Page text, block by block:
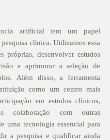
artificial tem um papel
clínica. Utilizamos essa
próprias, desenvolver estudos
e aprimorar a seleção de
Além disso, a ferramenta
como um centro mais
em estudos clínicos,
colaboração com outras
uma tecnologia essencial para
a pesquisa e qualificar ainda